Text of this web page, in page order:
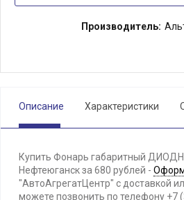
Производитель:
Описание Характеристики
Купить Фонарь габаритный
Нефтеюганск за 680 рублей -
"АвтоАгрегатЦентр" с доставкой
можете позвонить по телефону +7